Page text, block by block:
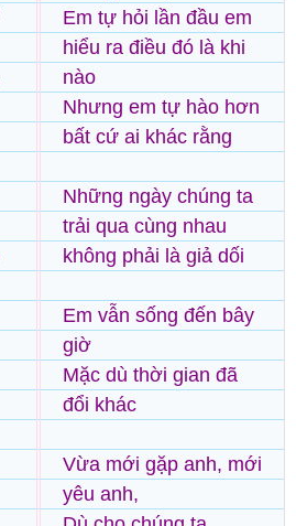
Em tự hỏi lần đầu em
hiểu ra điều đó là khi
nào
Nhưng em tự hào hơn
bất cứ ai khác rằng
Những ngày chúng ta
trải qua cùng nhau
không phải là giả dối
Em vẫn sống đến bây
giờ
Mặc dù thời gian đã
đổi khác
Vừa mới gặp anh, mới
yêu anh,